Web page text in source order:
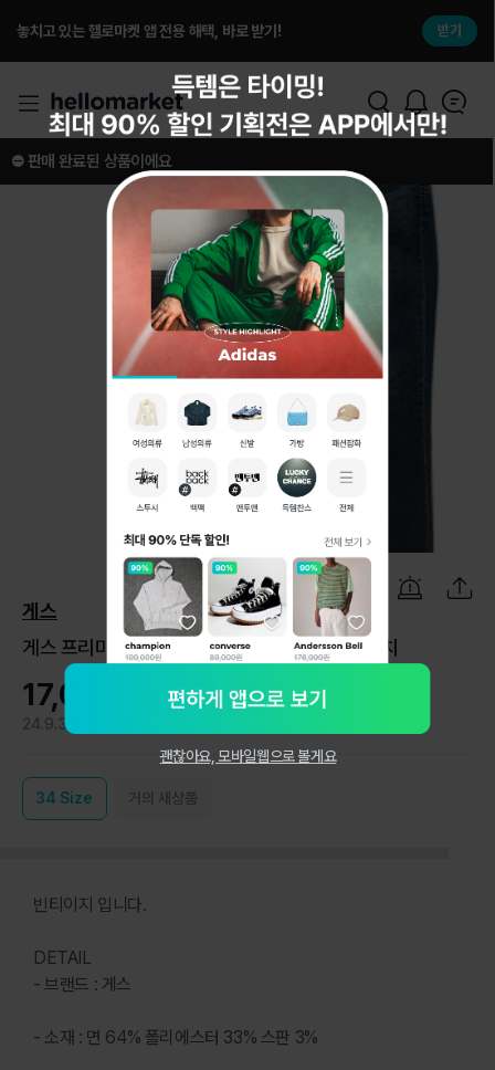
놓치고 있는 헬로마켓 앱 전용 해택, 바로 받기! 받기
1 / 5
⛔️ 판매 완료된 상품이에요
게스
게스 프리미엄 은장 스틸로고데님진 남성 34 인치
17,000원
24.9.3
34 Size 거의 새상품
빈티이지 입니다.
DETAIL
- 브랜드 : 게스
- 소재 : 면 64% 폴리에스터 33% 스판 3%
괜찮아요, 모바일웹으로 볼게요